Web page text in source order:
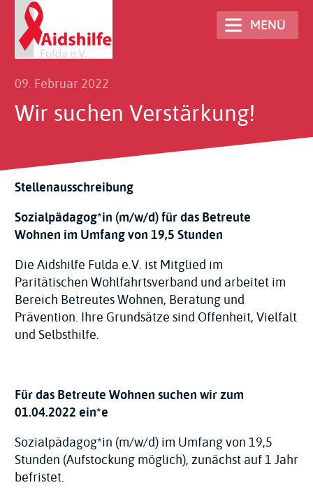
Direkt
zum
Inhalt
MENÜ
09. Februar 2022
Wir suchen Verstärkung!
Stellenausschreibung
Sozialpädagog*in (m/w/d)für das Betreute
Wohnen im Umfang von 19,5 Stunden
Die Aidshilfe Fulda e.V. ist Mitglied im
Paritätischen Wohlfahrtsverband und arbeitet im
Bereich Betreutes Wohnen, Beratung und
Prävention. Ihre Grundsätze sind Offenheit, Vielfalt
und Selbsthilfe.
Für das Betreute Wohnen suchen wir zum
01.04.2022 ein*e
Sozialpädagog*in (m/w/d) im Umfang von 19,5
Stunden (Aufstockung möglich), zunächst auf 1 Jahr
befristet.